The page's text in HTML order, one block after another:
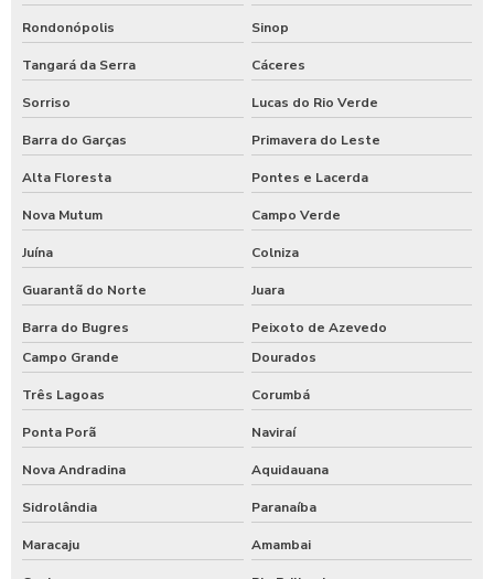
Rondonópolis Sinop
Tangará da Serra Cáceres
Sorriso Lucas do Rio Verde
Barra do Garças Primavera do Leste
Alta Floresta Pontes e Lacerda
Nova Mutum Campo Verde
Juína Colniza
Guarantã do Norte Juara
Barra do Bugres
Peixoto de Azevedo
Campo Grande
Dourados
Três Lagoas Corumbá
Ponta Porã Naviraí
Nova Andradina Aquidauana
Sidrolândia Paranaíba
Maracaju Amambai